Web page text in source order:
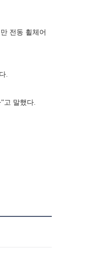
전동 휠체어
.
고 말했다.